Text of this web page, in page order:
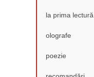
la prima lectură
olografe
poezie